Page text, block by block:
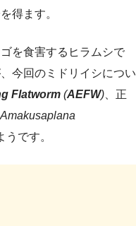
得ます。
を食害するヒラムシで
今回のミドリイシについ
Flatworm (AEFW)、正
Amakusaplana
です。